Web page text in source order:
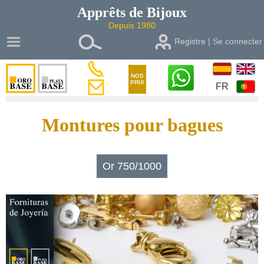
Apprêts de Bijoux
Depuis 1980
Registre | Se connecter
NOS
PRIX
FR
Montures pour bagues
Or 750/1000